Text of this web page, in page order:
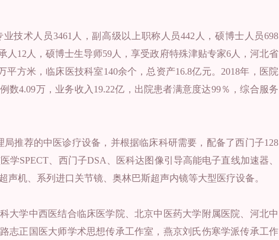
技术人员3461人，副高级以上职称人员442人，硕博士人员698
人12人，硕博士生导师59人，享受政府特殊津贴专家6人，河北省
平方米，临床医技科室140余个，总资产16.8亿元。2018年，医院
数4.09万，业务收入19.22亿，出院患者满意度达99％，综合服务
推荐的中医诊疗设备，并根据临床科研需要，配备了西门子128
学SPECT、西门子DSA、医科达图像引导高能电子直线加速器、
机、系列进口关节镜、奥林巴斯超声内镜等大型医疗设备。
大学中西医结合临床医学院、北京中医药大学附属医院、河北中
志正国医大师学术思想传承工作室，燕京刘氏伤寒学派传承工作